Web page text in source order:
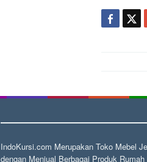
IndoKursi.com Merupakan Toko Mebel
dengan Menjual Berbagai Produk